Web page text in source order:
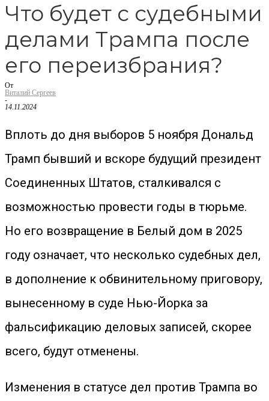
Что будет с судебными
делами Трампа после
его переизбрания?
От
Виталий Сергеев
-
14.11.2024
Вплоть до дня выборов 5 ноября Дональд
Трамп бывший и вскоре будущий президент
Соединенных Штатов, сталкивался с
возможностью провести годы в тюрьме.
Но его возвращение в Белый дом в 2025
году означает, что несколько судебных дел,
в дополнение к обвинительному приговору,
вынесенному в суде Нью-Йорка за
фальсификацию деловых записей, скорее
всего, будут отменены.
Изменения в статусе дел против Трампа во